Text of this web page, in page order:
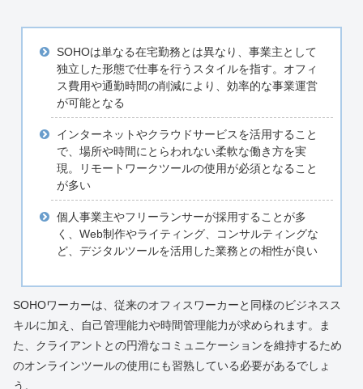
SOHOは単なる在宅勤務とは異なり、事業主として
独立した形態で仕事を行うスタイルを指す。オフィ
ス費用や通勤時間の削減により、効率的な事業運営
が可能となる
インターネットやクラウドサービスを活用すること
で、場所や時間にとらわれない柔軟な働き方を実
現。リモートワークツールの使用が必須となること
が多い
個人事業主やフリーランサーが採用することが多
く、Web制作やライティング、コンサルティングな
ど、デジタルツールを活用した業務との相性が良い
SOHOワーカーは、従来のオフィスワーカーと同様のビジネスス
キルに加え、自己管理能力や時間管理能力が求められます。ま
た、クライアントとの円滑なコミュニケーションを維持するため
のオンラインツールの使用にも習熟している必要があるでしょ
う。